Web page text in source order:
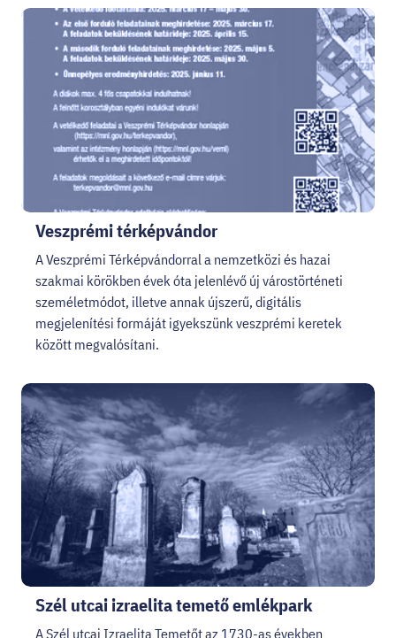
Veszprémi térképvándor
A Veszprémi Térképvándorral a nemzetközi és hazai
szakmai körökben évek óta jelenlévő új várostörténeti
személetmódot, illetve annak újszerű, digitális
megjelenítési formáját igyekszünk veszprémi keretek
között megvalósítani.
Szél utcai izraelita temető emlékpark
A Szél utcai Izraelita Temetőt az 1730-as években